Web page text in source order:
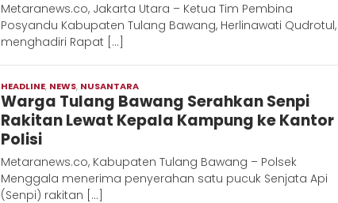
Metaranews.co, Jakarta Utara – Ketua Tim Pembina
Posyandu Kabupaten Tulang Bawang, Herlinawati Qudrotul,
menghadiri Rapat […]
HEADLINE, NEWS, NUSANTARA
Hadi
Warga Tulang Bawang Serahkan Senpi
Rakitan Lewat Kepala Kampung ke Kantor
Polisi
Metaranews.co, Kabupaten Tulang Bawang – Polsek
Menggala menerima penyerahan satu pucuk Senjata Api
(Senpi) rakitan […]